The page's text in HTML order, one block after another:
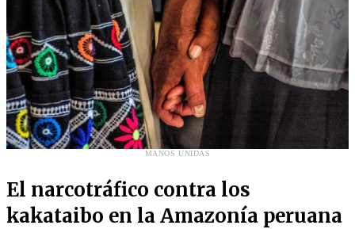
MANOS UNIDAS
El narcotráfico contra los
kakataibo en la Amazonía peruana